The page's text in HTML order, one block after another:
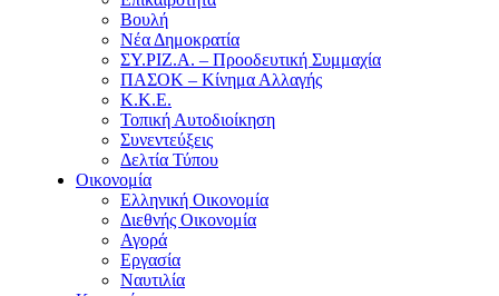
Βουλή
Νέα Δημοκρατία
ΣΥ.ΡΙΖ.Α. – Προοδευτική Συμμαχία
ΠΑΣΟΚ – Κίνημα Αλλαγής
Κ.Κ.Ε.
Τοπική Αυτοδιοίκηση
Συνεντεύξεις
Δελτία Τύπου
Οικονομία
Ελληνική Οικονομία
Διεθνής Οικονομία
Αγορά
Εργασία
Ναυτιλία